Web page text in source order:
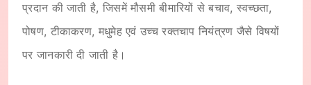
प्रदान की जाती है, जिसमें मौसमी बीमारियों से बचाव, स्वच्छता,
पोषण, टीकाकरण, मधुमेह एवं उच्च रक्तचाप नियंत्रण जैसे विषयों
पर जानकारी दी जाती है।